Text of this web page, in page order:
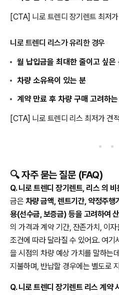
[CTA] 니로 트렌디 장기렌트 최저
니로 트렌디 리스가 유리한 경우
월 납입금을 최대한 줄이고 싶은
차량 소유욕이 있는 분
계약 만료 후 차량 구매 고려하
[CTA] 니로 트렌디 리스 최저가 견
🔍 자주 묻는 질문 (FAQ)
Q. 니로 트렌디 장기렌트, 리스 의
금은 차량 금액, 렌트기간, 약정주행
용(선수금, 보증금) 등을 고려하여
의 가격과 계약 기간, 잔존가치, 이
조건에 따라 달라질 수 있어요. 여기
을 시점의 차량 예상 가치를 말하는
지불하며, 반납할 경우에는 별도로
Q. 니로 트렌디 장기렌트 리스 계약